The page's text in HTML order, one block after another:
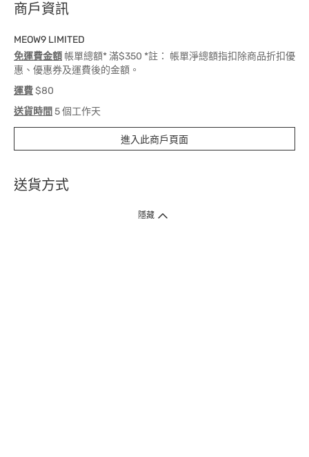
商戶資訊
MEOW9 LIMITED
免運費金額 帳單總額* 滿$350 *註： 帳單淨總額指扣除商品折扣優
惠、優惠券及運費後的金額。
運費$80
送貨時間 5 個工作天
進入此商戶頁面
送貨方式
1. 送貨到府（受衛生署條例規管產品除外 ）
隱藏